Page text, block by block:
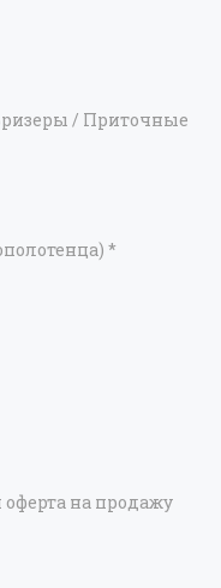
/ Приточные
*
на продажу